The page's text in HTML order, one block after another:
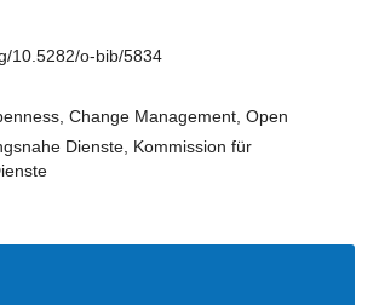
10.5282/o-bib/5834
Change Management, Open
Dienste, Kommission für